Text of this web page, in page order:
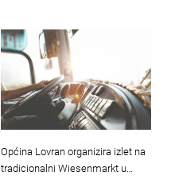
Općina Lovran organizira izlet na
tradicionalni Wiesenmarkt u…